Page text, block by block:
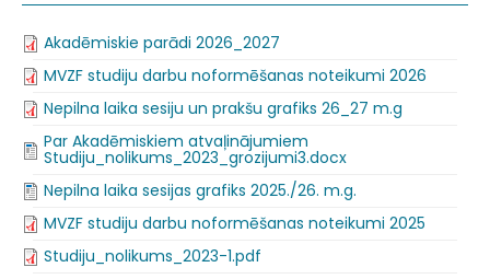
Akadēmiskie parādi 2026_2027
MVZF studiju darbu noformēšanas noteikumi 2026
Nepilna laika sesiju un prakšu grafiks 26_27 m.g
Par Akadēmiskiem atvaļinājumiem
Studiju_nolikums_2023_grozijumi3.docx
Nepilna laika sesijas grafiks 2025./26. m.g.
MVZF studiju darbu noformēšanas noteikumi 2025
Studiju_nolikums_2023-1.pdf